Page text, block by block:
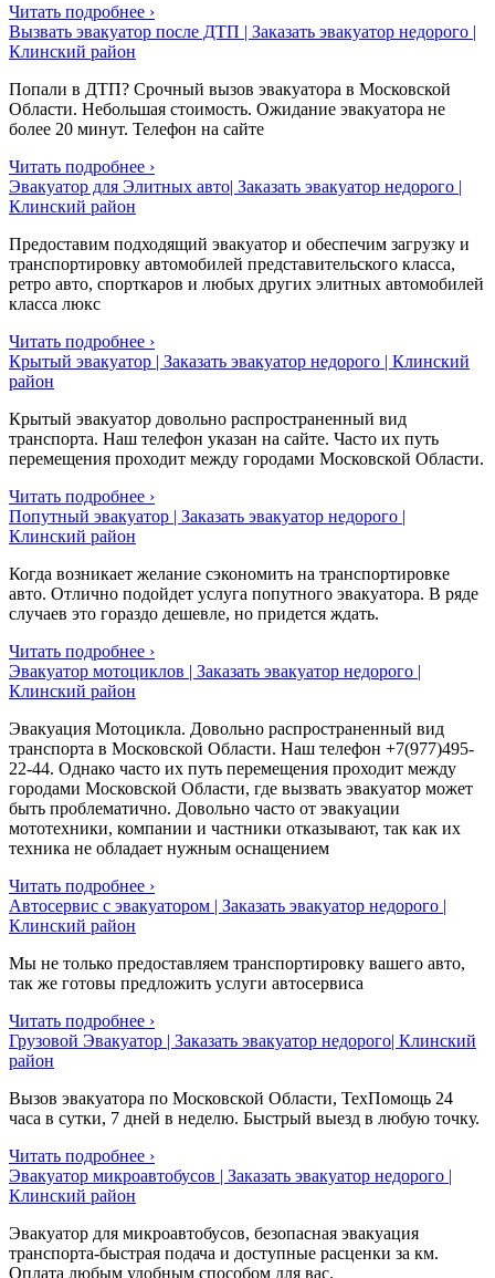
Читать подробнее ›
Вызвать эвакуатор после ДТП | Заказать эвакуатор недорого |
Клинский район
Попали в ДТП? Срочный вызов эвакуатора в Московской
Области. Небольшая стоимость. Ожидание эвакуатора не
более 20 минут. Телефон на сайте
Читать подробнее ›
Эвакуатор для Элитных авто| Заказать эвакуатор недорого |
Клинский район
Предоставим подходящий эвакуатор и обеспечим загрузку и
транспортировку автомобилей представительского класса,
ретро авто, спорткаров и любых других элитных автомобилей
класса люкс
Читать подробнее ›
Крытый эвакуатор | Заказать эвакуатор недорого | Клинский
район
Крытый эвакуатор довольно распространенный вид
транспорта. Наш телефон указан на сайте. Часто их путь
перемещения проходит между городами Московской Области.
Читать подробнее ›
Попутный эвакуатор | Заказать эвакуатор недорого |
Клинский район
Когда возникает желание сэкономить на транспортировке
авто. Отлично подойдет услуга попутного эвакуатора. В ряде
случаев это гораздо дешевле, но придется ждать.
Читать подробнее ›
Эвакуатор мотоциклов | Заказать эвакуатор недорого |
Клинский район
Эвакуация Мотоцикла. Довольно распространенный вид
транспорта в Московской Области. Наш телефон +7(977)495-
22-44. Однако часто их путь перемещения проходит между
городами Московской Области, где вызвать эвакуатор может
быть проблематично. Довольно часто от эвакуации
мототехники, компании и частники отказывают, так как их
техника не обладает нужным оснащением
Читать подробнее ›
Автосервис с эвакуатором | Заказать эвакуатор недорого |
Клинский район
Мы не только предоставляем транспортировку вашего авто,
так же готовы предложить услуги автосервиса
Читать подробнее ›
Грузовой Эвакуатор | Заказать эвакуатор недорого| Клинский
район
Вызов эвакуатора по Московской Области, ТехПомощь 24
часа в сутки, 7 дней в неделю. Быстрый выезд в любую точку.
Читать подробнее ›
Эвакуатор микроавтобусов | Заказать эвакуатор недорого |
Клинский район
Эвакуатор для микроавтобусов, безопасная эвакуация
транспорта-быстрая подача и доступные расценки за км.
Оплата любым удобным способом для вас.